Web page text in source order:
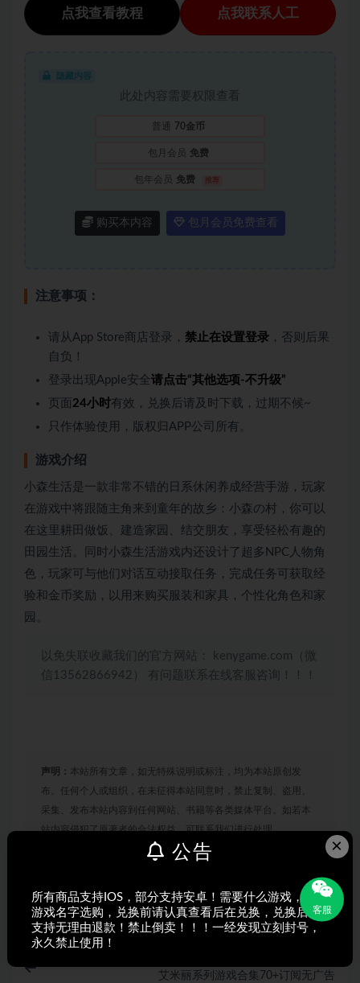
点我查看教程 点我联系人工
隐藏内容
此处内容需要权限查看
普通 70金币
包月会员 免费
包年会员 免费 推荐
购买本内容 包月会员免费查看
注意事项：
请从App Store商店登录， 禁止在设置登录 ，否则后果
自负！
登录出现Apple安全请点击“其他选项-不升级”
页面 24小时有效，兑换后请及时下载，过期不候~
只作体验使用，版权归APP公司所有。
游戏介绍
小森生活是一款非常不错的日系休闲养成经营手游，玩家
在游戏中将跟随主角来到童年的故乡：小森の村，你可以
在这里耕田做饭、建造家园、结交朋友，享受轻松有趣的
田园生活。同时小森生活游戏内还设计了超多NPC人物角
色，玩家可与他们对话互动接取任务，完成任务可获取经
验和金币奖励，以用来购买服装和家具，个性化角色和家
园。
以免失联收藏我们的官方网站： kenygame.com（微
信13562866942） 有问题联系在线客服咨询！！！
声明： 本站所有文章，如无特殊说明或标注，均为本站原创发
布。任何个人或组织，在未征得本站同意时，禁止复制、盗用、
采集、发布本站内容到任何网站、书籍等各类媒体平台。如若本
站内容侵犯了原著者的合法权益，可联系我们进行处理。
打赏 收藏 海报 链接
艾米丽系列游戏合集70+订阅无广告
客服
×
公告
所有商品支持IOS，部分支持安卓！需要什么游戏，搜索
游戏名字选购，兑换前请认真查看后在兑换，兑换后不
支持无理由退款！禁止倒卖！！！一经发现立刻封号，
永久禁止使用！